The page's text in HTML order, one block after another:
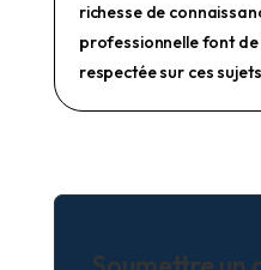
richesse de
professionnelle font
respectée sur ces